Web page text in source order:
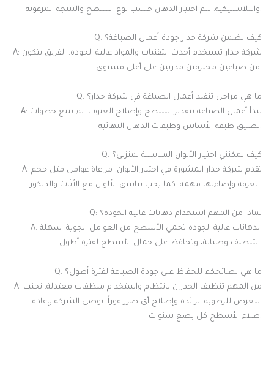
والبلاستيكية. يتم اختيار الدهان حسب نوع السطح والنتيجة المرغوبة.
Q: كيف تضمن شركة جدار جودة أعمال الصباغة؟
A: شركة جدار تستخدم أحدث التقنيات والمواد عالية الجودة. الفريق يتكون
من صباغين محترفين مدربين على أعلى مستوى.
Q: ما هي مراحل تنفيذ أعمال الصباغة في شركة جدار؟
A: تبدأ أعمال الصباغة بتقدير السطح وإصلاح العيوب. ثم تتبع خطوات
تطبيق طبقة الأساس وطبقات الدهان النهائية.
Q: كيف يمكنني اختيار الألوان المناسبة لمنزلي؟
A: تقدم شركة جدار المشورة في اختيار الألوان. مراعاة عوامل مثل حجم
الغرفة وإضاءتها مهمة. كما يجب تناسق الألوان مع الأثاث والديكور.
Q: لماذا من المهم استخدام دهانات عالية الجودة؟
A: الدهانات عالية الجودة تحمي الأسطح من العوامل الجوية. سهلة
التنظيف وصيانة، وتحافظ على جمال الأسطح لفترة أطول.
Q: ما هي نصائحكم للحفاظ على جودة الصباغة لفترة أطول؟
A: من المهم تنظيف الجدران بانتظام واستخدام منظفات معتدلة. تجنب
التعرض للرطوبة الزائدة وإصلاح أي ضرر فوراً. توصي الشركة بإعادة
طلاء الأسطح كل بضع سنوات.